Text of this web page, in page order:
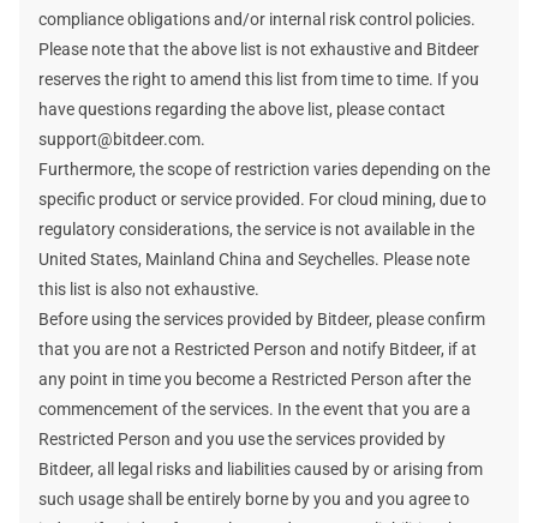
compliance obligations and/or internal risk control policies.
Please note that the above list is not exhaustive and Bitdeer
reserves the right to amend this list from time to time. If you
have questions regarding the above list, please contact
support@bitdeer.com.
Furthermore, the scope of restriction varies depending on the
specific product or service provided. For cloud mining, due to
regulatory considerations, the service is not available in the
United States, Mainland China and Seychelles. Please note
this list is also not exhaustive.
Before using the services provided by Bitdeer, please confirm
that you are not a Restricted Person and notify Bitdeer, if at
any point in time you become a Restricted Person after the
commencement of the services. In the event that you are a
Restricted Person and you use the services provided by
Bitdeer, all legal risks and liabilities caused by or arising from
such usage shall be entirely borne by you and you agree to